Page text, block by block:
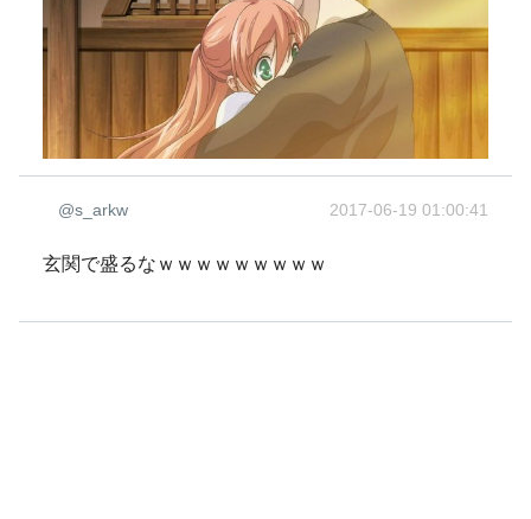
@s_arkw 2017-06-19 01:00:41
玄関で盛るなｗｗｗｗｗｗｗｗｗ